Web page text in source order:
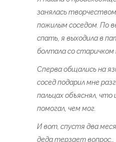
занялась
пожилым соседом. По
спать, я выходила в
болтала со старичком
Сперва общались на
сосед подарил мне
пальцах объяснял, что
помогал, чем мог.
И вот, спустя два
деда терзает вопрос…